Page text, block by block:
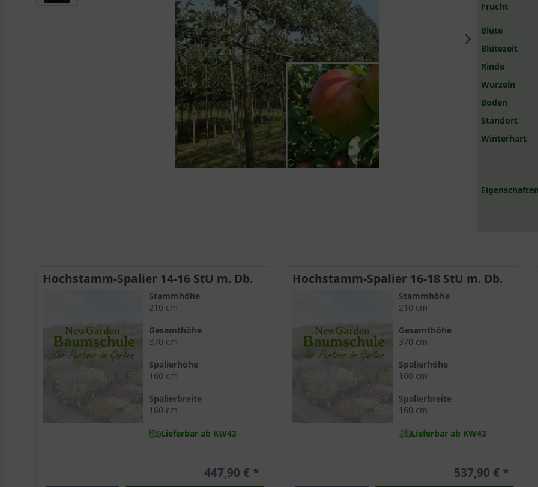
Frucht
Blüte
Blütezeit
Rinde
Wurzeln
Boden
Standort
Winterhart
Hochstamm-Spalier 14-16 StU m. Db.
Stammhöhe
210 cm
Gesamthöhe
370 cm
Spalierhöhe
160 cm
Spalierbreite
160 cm
Lieferbar ab KW43
447,90 €
Hochstamm-Spalier 16-18 StU m. Db.
Stammhöhe
210 cm
Gesamthöhe
370 cm
Spalierhöhe
160 cm
Spalierbreite
160 cm
Lieferbar ab KW43
537,90 €